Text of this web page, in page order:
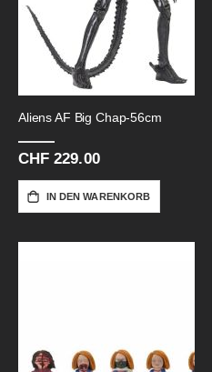
Aliens AF Big Chap-56cm
CHF 229.00
IN DEN WARENKORB